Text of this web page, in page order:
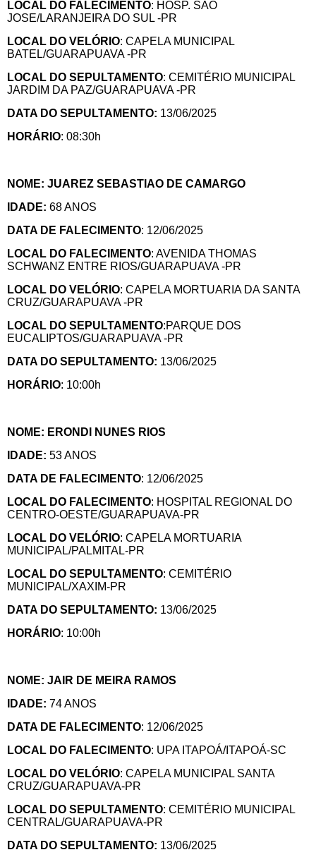
LOCAL DO FALECIMENTO: HOSP. SAO
JOSE/LARANJEIRA DO SUL -PR
LOCAL DO VELÓRIO: CAPELA MUNICIPAL
BATEL/GUARAPUAVA -PR
LOCAL DO SEPULTAMENTO: CEMITÉRIO MUNICIPAL
JARDIM DA PAZ/GUARAPUAVA -PR
DATA DO SEPULTAMENTO: 13/06/2025
HORÁRIO: 08:30h
NOME: JUAREZ SEBASTIAO DE CAMARGO
IDADE: 68 ANOS
DATA DE FALECIMENTO: 12/06/2025
LOCAL DO FALECIMENTO: AVENIDA THOMAS
SCHWANZ ENTRE RIOS/GUARAPUAVA -PR
LOCAL DO VELÓRIO: CAPELA MORTUARIA DA SANTA
CRUZ/GUARAPUAVA -PR
LOCAL DO SEPULTAMENTO:PARQUE DOS
EUCALIPTOS/GUARAPUAVA -PR
DATA DO SEPULTAMENTO: 13/06/2025
HORÁRIO: 10:00h
NOME: ERONDI NUNES RIOS
IDADE: 53 ANOS
DATA DE FALECIMENTO: 12/06/2025
LOCAL DO FALECIMENTO: HOSPITAL REGIONAL DO
CENTRO-OESTE/GUARAPUAVA-PR
LOCAL DO VELÓRIO: CAPELA MORTUARIA
MUNICIPAL/PALMITAL-PR
LOCAL DO SEPULTAMENTO: CEMITÉRIO
MUNICIPAL/XAXIM-PR
DATA DO SEPULTAMENTO: 13/06/2025
HORÁRIO: 10:00h
NOME: JAIR DE MEIRA RAMOS
IDADE: 74 ANOS
DATA DE FALECIMENTO: 12/06/2025
LOCAL DO FALECIMENTO: UPA ITAPOÁ/ITAPOÁ-SC
LOCAL DO VELÓRIO: CAPELA MUNICIPAL SANTA
CRUZ/GUARAPUAVA-PR
LOCAL DO SEPULTAMENTO: CEMITÉRIO MUNICIPAL
CENTRAL/GUARAPUAVA-PR
DATA DO SEPULTAMENTO: 13/06/2025